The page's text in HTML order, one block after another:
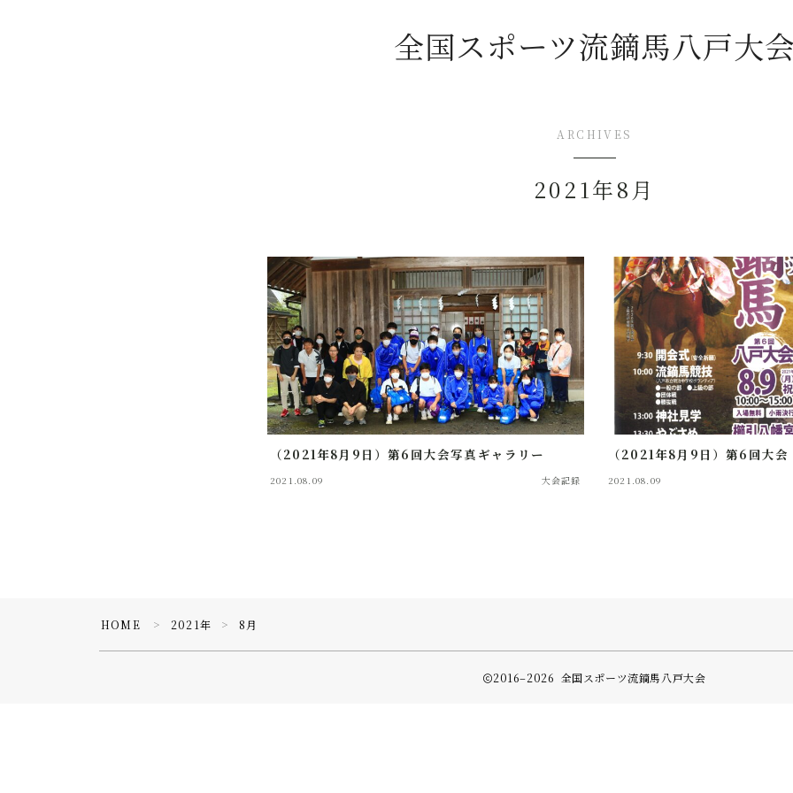
全国スポーツ流鏑馬八戸大
(2026年)「全国スポーツ流鏑馬第11回八
戸大会」開催概要
チャレンジマッチ U-18流鏑馬大会
大会記録
2026年大会協賛スポンサー募集中！
ARCHIVES
2021年8月
（2021年8月9日）第6回大会写真ギャラリー
2021.08.09 大会記録
（2021年8月9日）第6回大会
2021.08.09
HOME ＞ 2021年 ＞ 8月
2016–2026 全国スポーツ流鏑馬八戸大会